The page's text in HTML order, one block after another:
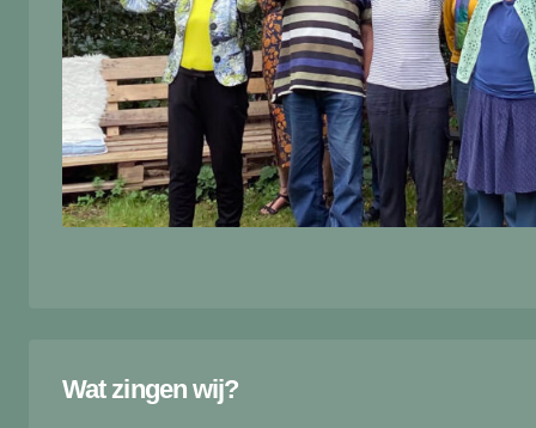
Wat zingen wij?